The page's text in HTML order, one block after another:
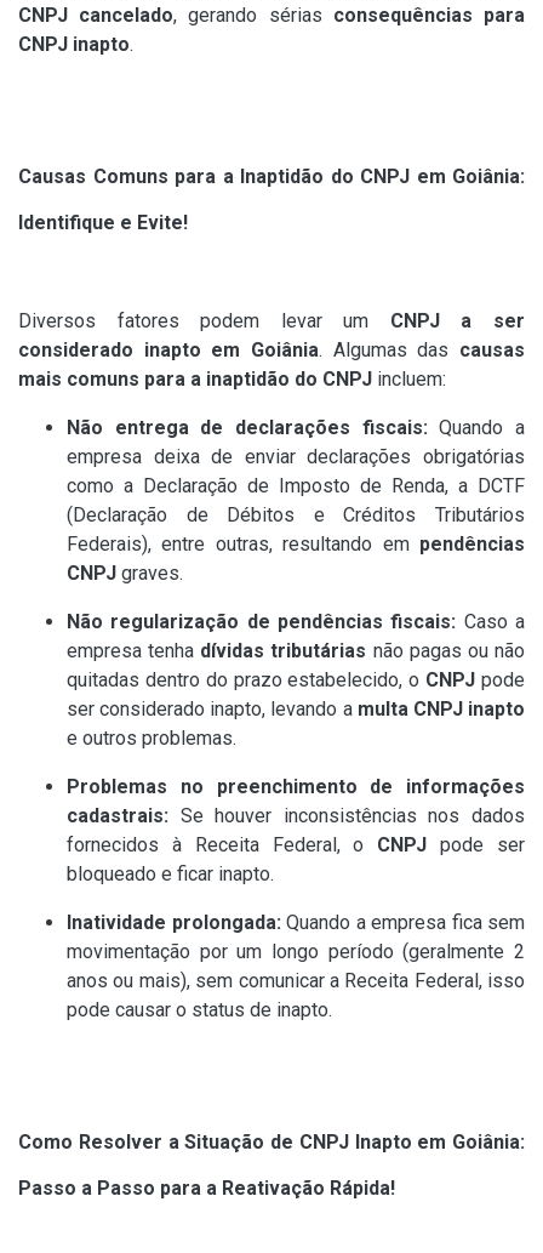
CNPJ cancelado, gerando sérias consequências para
CNPJ inapto.
Causas Comuns para a Inaptidão do CNPJ em Goiânia:
Identifique e Evite!
Diversos fatores podem levar um CNPJ a ser
considerado inapto em Goiânia. Algumas das causas
mais comuns para a inaptidão do CNPJ incluem:
Não entrega de declarações fiscais: Quando a
empresa deixa de enviar declarações obrigatórias
como a Declaração de Imposto de Renda, a DCTF
(Declaração de Débitos e Créditos Tributários
Federais), entre outras, resultando em pendências
CNPJ graves.
Não regularização de pendências fiscais: Caso a
empresa tenha dívidas tributárias não pagas ou não
quitadas dentro do prazo estabelecido, o CNPJ pode
ser considerado inapto, levando a multa CNPJ inapto
e outros problemas.
Problemas no preenchimento de informações
cadastrais: Se houver inconsistências nos dados
fornecidos à Receita Federal, o CNPJ pode ser
bloqueado e ficar inapto.
Inatividade prolongada: Quando a empresa fica sem
movimentação por um longo período (geralmente 2
anos ou mais), sem comunicar a Receita Federal, isso
pode causar o status de inapto.
Como Resolver a Situação de CNPJ Inapto em Goiânia:
Passo a Passo para a Reativação Rápida!